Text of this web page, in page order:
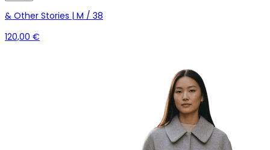
& Other Stories | M / 38
120,00 €